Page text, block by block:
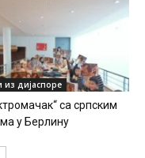
из дијаспоре
са српским
у Берлину